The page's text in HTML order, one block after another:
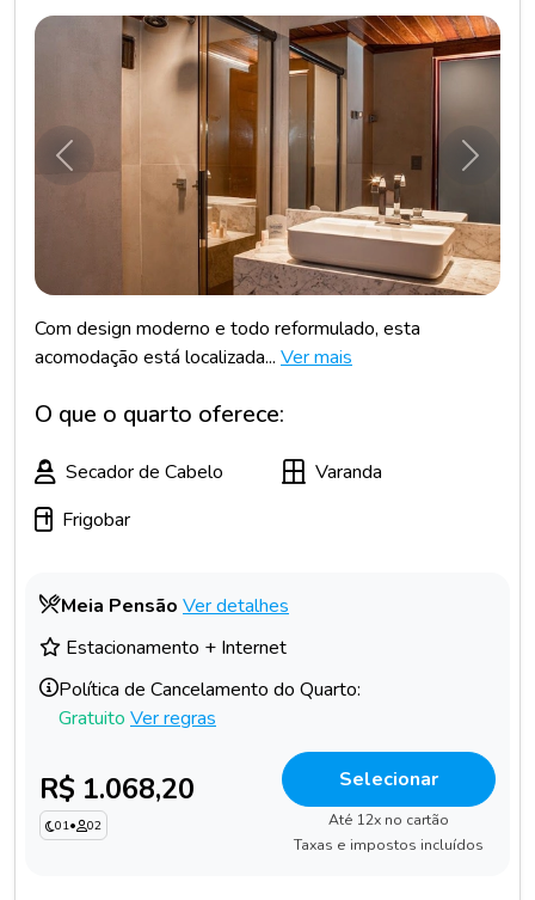
Anterior
Com design moderno e todo reformulado, esta
acomodação está localizada... Ver mais
O que o quarto oferece:
Secador de Cabelo
Varanda
Frigobar
Meia Pensão Ver detalhes
Estacionamento + Internet
Política de Cancelamento do Quarto:
Gratuito Ver regras
R$ 1.068,20
01• 02
Selecionar
Até 12x no cartão
Taxas e impostos incluídos